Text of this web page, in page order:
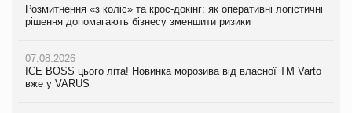
Розмитнення «з коліс» та крос-докінг: як оперативні логістичні
рішення допомагають бізнесу зменшити ризики
07.08.2026
ICE BOSS цього літа! Новинка морозива від власної ТМ Varto
вже у VARUS
07.08.2026
EVA.UA запустила кампанію «Хто б знав» про асортимент,
06.08.2026
Смачна новинка для хвостатих: у VARUS з’явилися паучі
Kraft Heinz скоротила збиток у першому півріччі
Продажі Hugo Boss впали на 9%